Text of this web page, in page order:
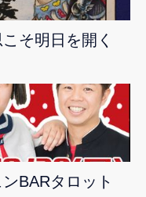
そ明日を開く
BARタロット